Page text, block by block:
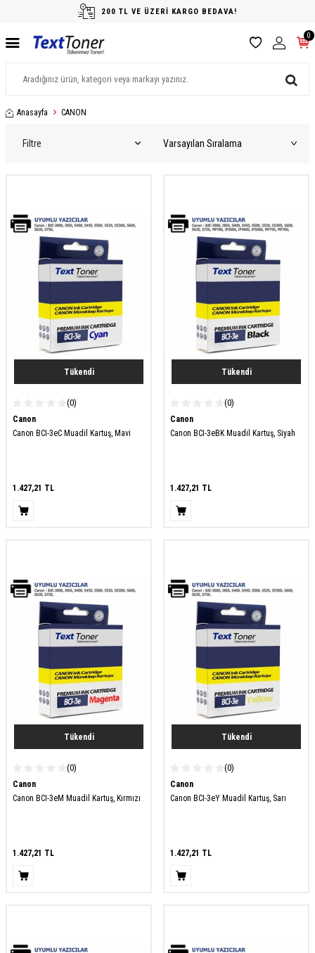
200 TL VE ÜZERİ KARGO BEDAVA!
0
Anasayfa CANON
Filtre
Tükendi
(0)
Canon
Canon BCI-3eC Muadil Kartuş, Mavi
1.427,21 TL
Tükendi
(0)
Canon
Canon BCI-3eBK Muadil Kartuş, Siyah
1.427,21 TL
Tükendi
(0)
Canon
Canon BCI-3eM Muadil Kartuş, Kırmızı
1.427,21 TL
Tükendi
(0)
Canon
Canon BCI-3eY Muadil Kartuş, Sarı
1.427,21 TL